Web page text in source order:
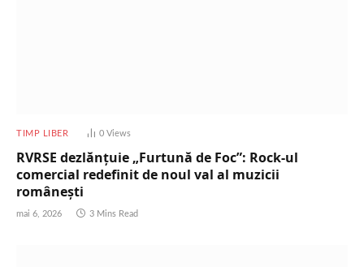
TIMP LIBER 0 Views
RVRSE dezlănțuie „Furtună de Foc”: Rock-ul
comercial redefinit de noul val al muzicii
românești
mai 6, 2026 3 Mins Read